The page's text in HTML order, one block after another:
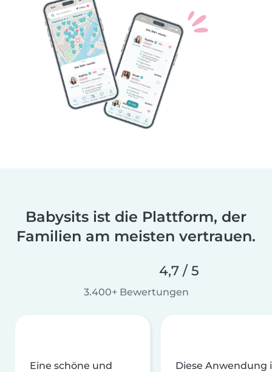
Babysits ist die Plattform, der
Familien am meisten vertrauen.
4,7 / 5
3.400+ Bewertungen
Eine schöne und
Diese Anwendung